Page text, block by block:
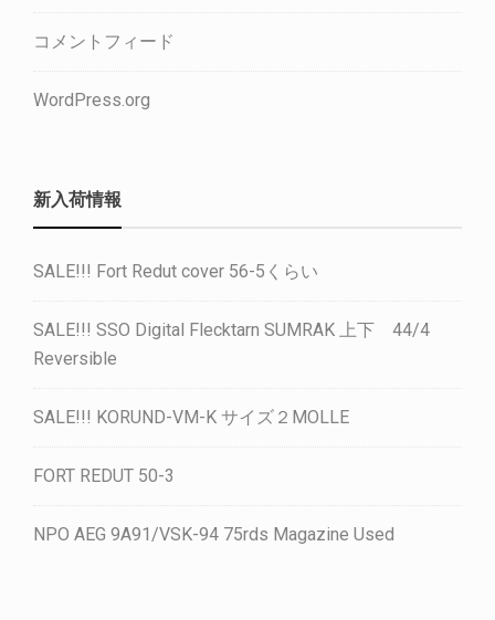
コメントフィード
WordPress.org
新入荷情報
SALE!!! Fort Redut cover 56-5くらい
SALE!!! SSO Digital Flecktarn SUMRAK 上下 44/4
Reversible
SALE!!! KORUND-VM-K サイズ２MOLLE
FORT REDUT 50-3
NPO AEG 9A91/VSK-94 75rds Magazine Used